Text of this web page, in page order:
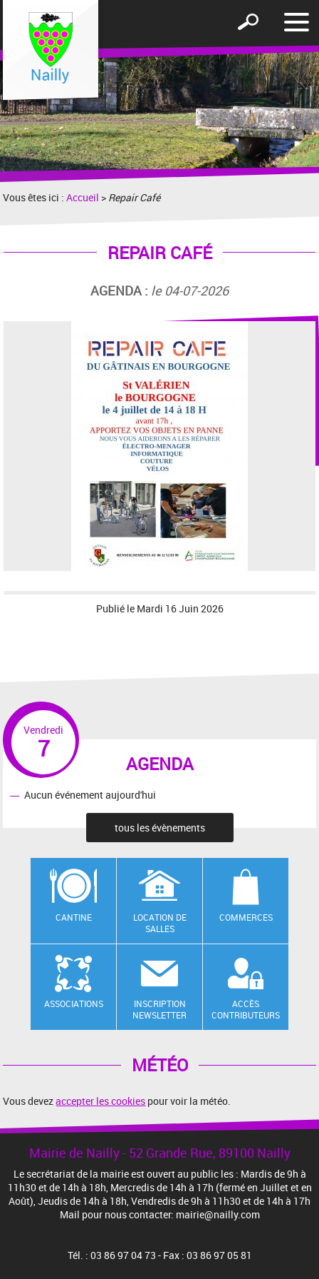
le
Afficher
formulaire
de
recherche
Vous êtes ici :Accueil > Repair Café
REPAIR CAFÉ
AGENDA : le 04-07-2026
Publié le Mardi 16 Juin 2026
AGENDA
Vendredi
7
Aucun événement aujourd'hui
tous les évènements
CANTINE
LOCATION DE
SALLES
COMMERCES
ASSOCIATIONS
INSCRIPTION
NEWSLETTER
ACCÈS
CONTRIBUTEURS
MÉTÉO
Vous devezaccepter les cookies pour voir la météo.
Mairie de Nailly - 52 Grande Rue, 89100 Nailly
Le secrétariat de la mairie est ouvert au public les : Mardis de 9h à
11h30 et de 14h à 18h, Mercredis de 14h à 17h (fermé en Juillet et en
Août), Jeudis de 14h à 18h, Vendredis de 9h à 11h30 et de 14h à 17h
Mail pour nous contacter: mairie@nailly.com
Tél. : 03 86 97 04 73 - Fax : 03 86 97 05 81